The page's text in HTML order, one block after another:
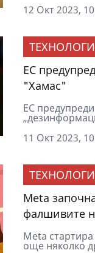
12 Окт 2023,
ЕС
"Хамас"
ЕС
11 Окт 2023,
Meta
фалшивите
Meta
още няколко